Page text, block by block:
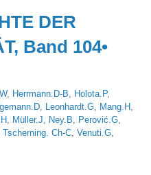
DER
Band 104•
, Herrmann.D-B Holota.P,
Leonhardt.G Mang.H
Müller.J Ney.B Perović.G
Tscherning. Ch-C ,Venuti.G